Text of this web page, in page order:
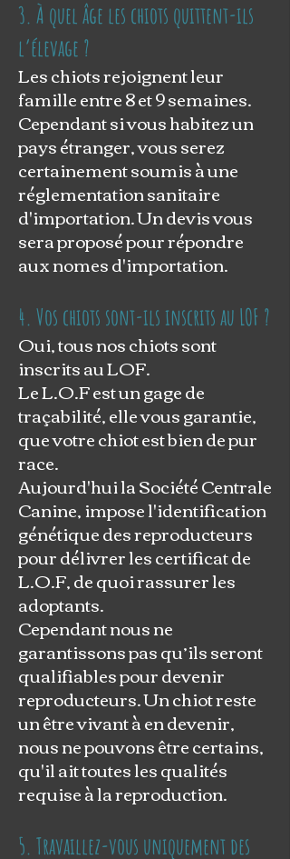
3. À quel âge les chiots quittent-ils
l’élevage ?
Les chiots rejoignent leur
famille entre 8 et 9 semaines.
Cependant si vous habitez un
pays étranger, vous serez
certainement soumis à une
réglementation sanitaire
d'importation. Un devis vous
sera proposé pour répondre
aux nomes d'importation.
4. Vos chiots sont-ils inscrits au LOF ?
Oui, tous nos chiots sont
inscrits au LOF.
Le L.O.F est un gage de
traçabilité, elle vous garantie,
que votre chiot est bien de pur
race.
Aujourd'hui la Société Centrale
Canine, impose l'identification
génétique des reproducteurs
pour délivrer les certificat de
L.O.F, de quoi rassurer les
adoptants.
Cependant nous ne
garantissons pas qu’ils seront
qualifiables pour devenir
reproducteurs. Un chiot reste
un être vivant à en devenir,
nous ne pouvons être certains,
qu'il ait toutes les qualités
requise à la reproduction.
5. Travaillez-vous uniquement des